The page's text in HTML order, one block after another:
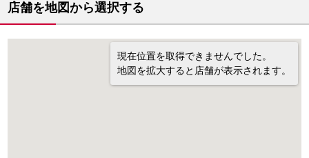
店舗を地図から選択する
現在位置を取得できませんでした。
地図を拡大すると店舗が表示されます。